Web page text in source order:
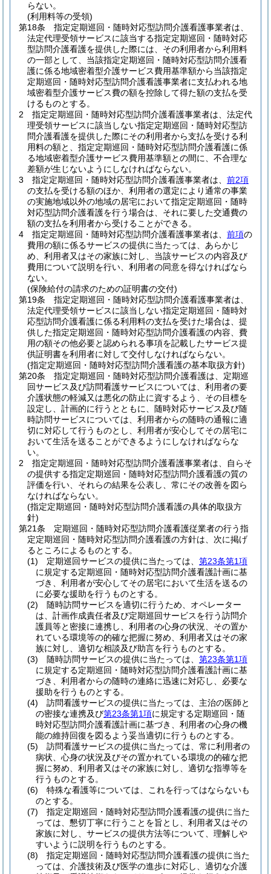
らない。
(利用料等の受領)
第18条
指定定期巡回・随時対応型訪問介護看護事業者は、
法定代理受領サービスに該当する指定定期巡回・随時対応
型訪問介護看護を提供した際には、その利用者から利用料
の一部として、当該指定定期巡回・随時対応型訪問介護看
護に係る地域密着型介護サービス費用基準額から当該指定
定期巡回・随時対応型訪問介護看護事業者に支払われる地
域密着型介護サービス費の額を控除して得た額の支払を受
けるものとする。
2
指定定期巡回・随時対応型訪問介護看護事業者は、法定代
理受領サービスに該当しない指定定期巡回・随時対応型訪
問介護看護を提供した際にその利用者から支払を受ける利
用料の額と、指定定期巡回・随時対応型訪問介護看護に係
る地域密着型介護サービス費用基準額との間に、不合理な
差額が生じないようにしなければならない。
3
指定定期巡回・随時対応型訪問介護看護事業者は、 前2項
の支払を受ける額のほか、利用者の選定により通常の事業
の実施地域以外の地域の居宅において指定定期巡回・随時
対応型訪問介護看護を行う場合は、それに要した交通費の
額の支払を利用者から受けることができる。
4
指定定期巡回・随時対応型訪問介護看護事業者は、 前項の
費用の額に係るサービスの提供に当たっては、あらかじ
め、利用者又はその家族に対し、当該サービスの内容及び
費用について説明を行い、利用者の同意を得なければなら
ない。
(保険給付の請求のための証明書の交付)
第19条
指定定期巡回・随時対応型訪問介護看護事業者は、
法定代理受領サービスに該当しない指定定期巡回・随時対
応型訪問介護看護に係る利用料の支払を受けた場合は、提
供した指定定期巡回・随時対応型訪問介護看護の内容、費
用の額その他必要と認められる事項を記載したサービス提
供証明書を利用者に対して交付しなければならない。
(指定定期巡回・随時対応型訪問介護看護の基本取扱方針)
第20条
指定定期巡回・随時対応型訪問介護看護は、定期巡
回サービス及び訪問看護サービスについては、利用者の要
介護状態の軽減又は悪化の防止に資するよう、その目標を
設定し、計画的に行うとともに、随時対応サービス及び随
時訪問サービスについては、利用者からの随時の通報に適
切に対応して行うものとし、利用者が安心してその居宅に
おいて生活を送ることができるようにしなければならな
い。
2
指定定期巡回・随時対応型訪問介護看護事業者は、自らそ
の提供する指定定期巡回・随時対応型訪問介護看護の質の
評価を行い、それらの結果を公表し、常にその改善を図ら
なければならない。
(指定定期巡回・随時対応型訪問介護看護の具体的取扱方
針)
第21条
定期巡回・随時対応型訪問介護看護従業者の行う指
定定期巡回・随時対応型訪問介護看護の方針は、次に掲げ
るところによるものとする。
(1)
定期巡回サービスの提供に当たっては、 第23条第1項
に規定する定期巡回・随時対応型訪問介護看護計画に基
づき、利用者が安心してその居宅において生活を送るの
に必要な援助を行うものとする。
(2)
随時訪問サービスを適切に行うため、オペレーター
は、計画作成責任者及び定期巡回サービスを行う訪問介
護員等と密接に連携し、利用者の心身の状況、その置か
れている環境等の的確な把握に努め、利用者又はその家
族に対し、適切な相談及び助言を行うものとする。
(3)
随時訪問サービスの提供に当たっては、 第23条第1項
に規定する定期巡回・随時対応型訪問介護看護計画に基
づき、利用者からの随時の連絡に迅速に対応し、必要な
援助を行うものとする。
(4)
訪問看護サービスの提供に当たっては、主治の医師と
の密接な連携及び第23条第1項に規定する定期巡回・随
時対応型訪問介護看護計画に基づき、利用者の心身の機
能の維持回復を図るよう妥当適切に行うものとする。
(5)
訪問看護サービスの提供に当たっては、常に利用者の
病状、心身の状況及びその置かれている環境の的確な把
握に努め、利用者又はその家族に対し、適切な指導等を
行うものとする。
(6)
特殊な看護等については、これを行ってはならないも
のとする。
(7)
指定定期巡回・随時対応型訪問介護看護の提供に当た
っては、懇切丁寧に行うことを旨とし、利用者又はその
家族に対し、サービスの提供方法等について、理解しや
すいように説明を行うものとする。
(8)
指定定期巡回・随時対応型訪問介護看護の提供に当た
っては、介護技術及び医学の進歩に対応し、適切な介護